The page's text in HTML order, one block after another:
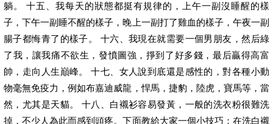
躺。 十五、我每天的狀態都挺有規律的，上午一副沒睡醒的樣
子，下午一副睡不醒的樣子，晚上一副打了雞血的樣子，午夜一副
腸子都悔青了的樣子。 十六、我現在就需要一個男朋友，然后綠
了我，讓我痛不欲生，發憤圖強，掙到了好多錢，最后贏得高富
帥，走向人生巔峰。 十七、女人說到底還是感性的，對各種小動
物毫無免疫力，例如布嘉迪威龍，悍馬，捷豹，陸虎，寶馬等，當
然，尤其是天貓。 十八、白襯衫容易發黃，一般的洗衣粉很難洗
掉，不少人為此而感到頭疼。下面教給大家一個小技巧：在洗白襯